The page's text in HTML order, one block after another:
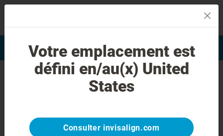
Evaluation du sourire Find a Doctor
Erreur 404
Cette page n’est pas disponible, les autres
sont :
Votre emplacement est
défini en/au(x) United
States
Consulter invisalign.com